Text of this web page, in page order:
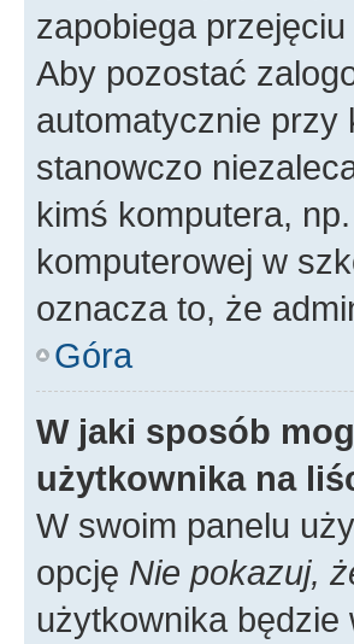
zapobiega
Aby pozostać
automatycznie przy
stanowczo
kimś komputera,
komputerowej w
oznacza to, że
Góra
W jaki sposób
użytkownika na
W swoim panelu
opcję Nie pokazuj,
użytkownika będzie